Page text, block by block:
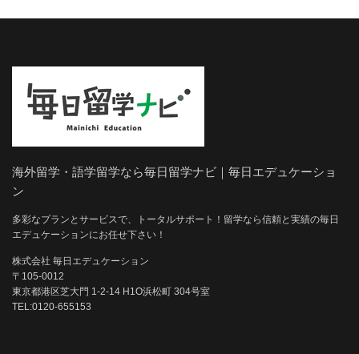
海外留学・語学留学なら毎日留学ナビ｜毎日エデュケーショ
ン
多彩なプランとサービスで、トータルサポート！留学なら信頼と実績の毎日
エデュケーションにお任せ下さい！
株式会社 毎日エデュケーション
〒105-0012
東京都港区芝大門 1-2-14 H1O浜松町 304号室
TEL:0120-655153